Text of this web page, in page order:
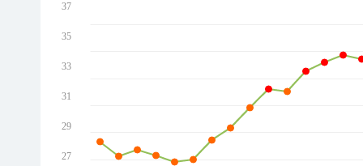
37
35
33
31
29
27